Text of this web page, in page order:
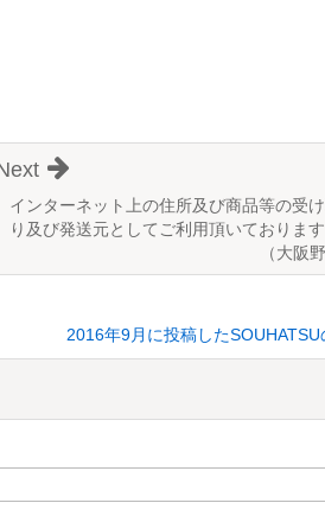
インターネット上の住所及び商品等の受
り及び発送元としてご利用頂いております
（大阪
2016年9月に投稿した